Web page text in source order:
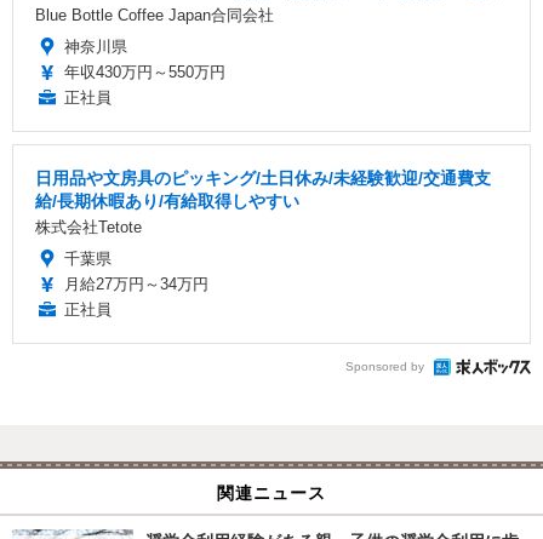
Blue Bottle Coffee Japan合同会社
神奈川県
年収430万円～550万円
正社員
日用品や文房具のピッキング/土日休み/未経験歓迎/交通費支
給/長期休暇あり/有給取得しやすい
株式会社Tetote
千葉県
月給27万円～34万円
正社員
Sponsored by
関連ニュース